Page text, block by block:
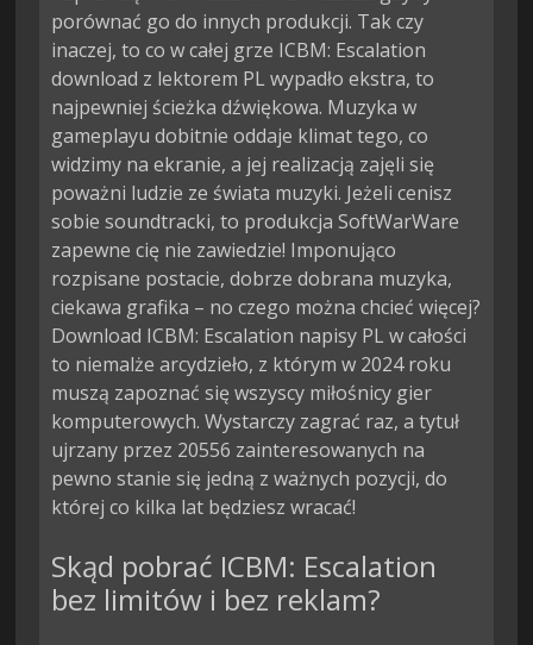
porównać go do innych produkcji. Tak czy
inaczej, to co w całej grze ICBM: Escalation
download z lektorem PL wypadło ekstra, to
najpewniej ścieżka dźwiękowa. Muzyka w
gameplayu dobitnie oddaje klimat tego, co
widzimy na ekranie, a jej realizacją zajęli się
poważni ludzie ze świata muzyki. Jeżeli cenisz
sobie soundtracki, to produkcja SoftWarWare
zapewne cię nie zawiedzie! Imponująco
rozpisane postacie, dobrze dobrana muzyka,
ciekawa grafika – no czego można chcieć więcej?
Download ICBM: Escalation napisy PL w całości
to niemalże arcydzieło, z którym w 2024 roku
muszą zapoznać się wszyscy miłośnicy gier
komputerowych. Wystarczy zagrać raz, a tytuł
ujrzany przez 20556 zainteresowanych na
pewno stanie się jedną z ważnych pozycji, do
której co kilka lat będziesz wracać!
Skąd pobrać ICBM: Escalation
bez limitów i bez reklam?